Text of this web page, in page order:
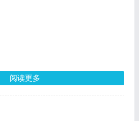
阅读更多